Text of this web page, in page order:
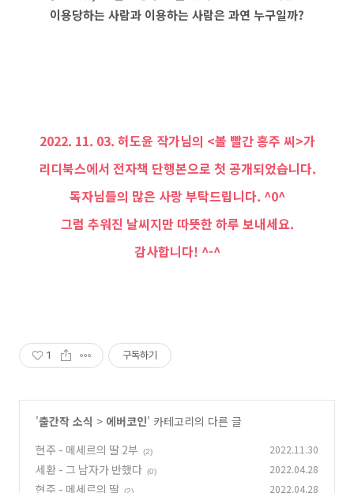
이용당하는 사람과 이용하는 사람은 과연 누구일까?
2022. 11. 03. 허도윤 작가님의 <볼 빨간 홍주 씨>가
리디북스에서 전자책 단행본으로 첫 공개되었습니다.
독자님들의 많은 사랑 부탁드립니다. ^0^
그럼 추워진 날씨지만 따뜻한 하루 보내세요.
감사합니다! ^-^
1 구독하기
'출간작 소식 > 에버코인' 카테고리의 다른 글
현주 - 메세르의 딸 2부
(2) 2022.11.30
세환 - 그 남자가 반했다 (0) 2022.04.28
현주 - 메세르의 딸 (2) 2022.04.28